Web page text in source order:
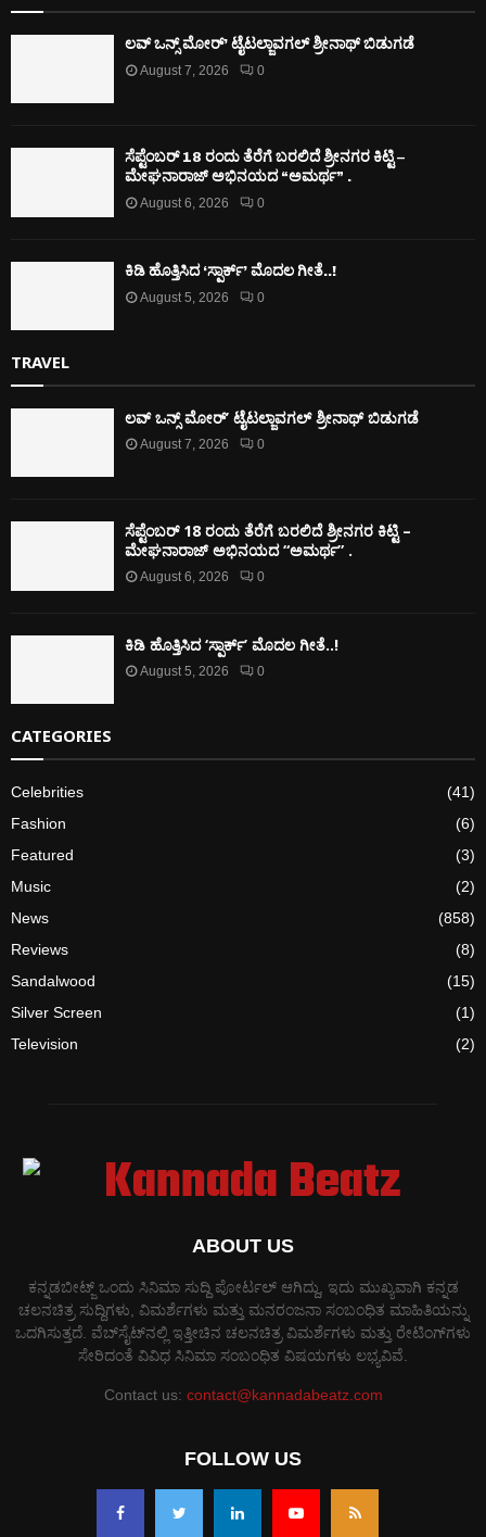
ಲವ್ ಒನ್ಸ್ ಮೋರ್’ ಟೈಟಲ್ಜಾವಗಲ್ ಶ್ರೀನಾಥ್ ಬಿಡುಗಡೆ
August 7, 2026 0
ಸೆಪ್ಟೆಂಬರ್ 18 ರಂದು ತೆರೆಗೆ ಬರಲಿದೆ ಶ್ರೀನಗರ ಕಿಟ್ಟಿ –
ಮೇಘನಾರಾಜ್ ಅಭಿನಯದ “ಅಮರ್ಥ” .
August 6, 2026 0
ಕಿಡಿ‌‌ ಹೊತ್ತಿಸಿದ ‘ಸ್ಪಾರ್ಕ್’ ಮೊದಲ‌ ಗೀತೆ..!
August 5, 2026 0
TRAVEL
ಲವ್ ಒನ್ಸ್ ಮೋರ್’ ಟೈಟಲ್ಜಾವಗಲ್ ಶ್ರೀನಾಥ್ ಬಿಡುಗಡೆ
August 7, 2026 0
ಸೆಪ್ಟೆಂಬರ್ 18 ರಂದು ತೆರೆಗೆ ಬರಲಿದೆ ಶ್ರೀನಗರ ಕಿಟ್ಟಿ –
ಮೇಘನಾರಾಜ್ ಅಭಿನಯದ “ಅಮರ್ಥ” .
August 6, 2026 0
ಕಿಡಿ‌‌ ಹೊತ್ತಿಸಿದ ‘ಸ್ಪಾರ್ಕ್’ ಮೊದಲ‌ ಗೀತೆ..!
August 5, 2026 0
CATEGORIES
Celebrities
(41)
Fashion
(6)
Featured
(3)
Music
(2)
News
(858)
Reviews
(8)
Sandalwood
(15)
Silver Screen
(1)
Television
(2)
ABOUT US
ಕನ್ನಡಬೀಟ್ಜ್ ಒಂದು ಸಿನಿಮಾ ಸುದ್ದಿ ಪೋರ್ಟಲ್ ಆಗಿದ್ದು, ಇದು ಮುಖ್ಯವಾಗಿ ಕನ್ನಡ
ಚಲನಚಿತ್ರ ಸುದ್ದಿಗಳು, ವಿಮರ್ಶೆಗಳು ಮತ್ತು ಮನರಂಜನಾ ಸಂಬಂಧಿತ ಮಾಹಿತಿಯನ್ನು
ಒದಗಿಸುತ್ತದೆ. ವೆಬ್‌ಸೈಟ್‌ನಲ್ಲಿ ಇತ್ತೀಚಿನ ಚಲನಚಿತ್ರ ವಿಮರ್ಶೆಗಳು ಮತ್ತು ರೇಟಿಂಗ್‌ಗಳು
ಸೇರಿದಂತೆ ವಿವಿಧ ಸಿನಿಮಾ ಸಂಬಂಧಿತ ವಿಷಯಗಳು ಲಭ್ಯವಿವೆ.
Contact us: contact@kannadabeatz.com
FOLLOW US